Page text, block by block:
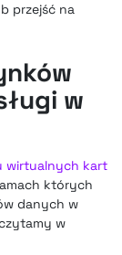
przejść na
w
wirtualnych kart
których
danych w
w